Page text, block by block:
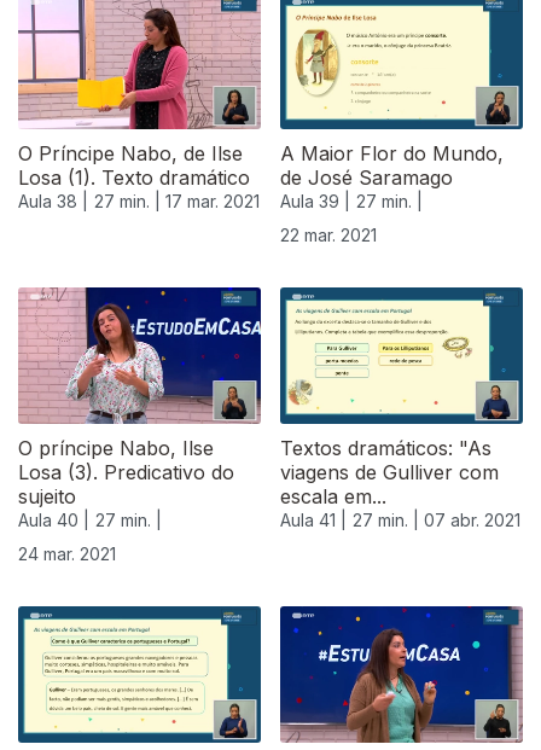
O Príncipe Nabo, de Ilse
Losa (1). Texto dramático
Aula 38 | 27 min. | 17 mar. 2021
A Maior Flor do Mundo,
de José Saramago
Aula 39 |
27 min. |
22 mar. 2021
O príncipe Nabo, Ilse
Losa (3). Predicativo do
sujeito
Aula 40 |
27 min. |
24 mar. 2021
Textos dramáticos: "As
viagens de Gulliver com
escala em...
Aula 41 | 27 min. | 07 abr. 2021